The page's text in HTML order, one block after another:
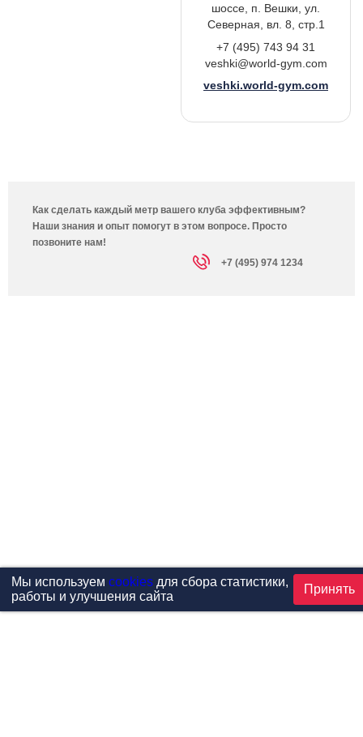
шоссе, п. Вешки, ул.
Северная, вл. 8, стр.1
+7 (495) 743 94 31
veshki@world-gym.com
veshki.world-gym.com
Как сделать каждый метр вашего клуба эффективным?
Наши знания и опыт помогут в этом вопросе. Просто
позвоните нам!
+7 (495) 974 1234
Мы используем cookiesдля сбора статистики,
работы и улучшения сайта
Принять